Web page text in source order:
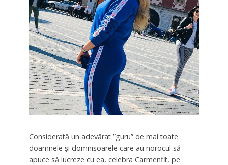
Considerată un adevărat ”guru” de mai toate
doamnele și domnișoarele care au norocul să
apuce să lucreze cu ea, celebra Carmenfit, pe